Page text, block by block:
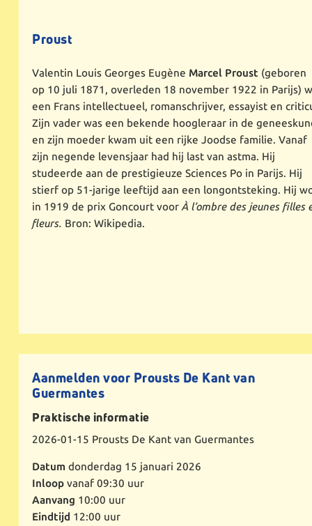
Proust
Valentin Louis Georges Eugène Marcel Proust (geboren
op 10 juli 1871, overleden 18 november 1922 in Parijs)
een Frans intellectueel, romanschrijver, essayist en
Zijn vader was een bekende hoogleraar in de
en zijn moeder kwam uit een rijke Joodse familie. Vanaf
zijn negende levensjaar had hij last van astma. Hij
studeerde aan de prestigieuze Sciences Po in Parijs. Hij
stierf op 51-jarige leeftijd aan een longontsteking. Hij
in 1919 de prix Goncourt voorÀ l’ombre des jeunes filles
fleurs. Bron: Wikipedia.
Aanmelden voor Prousts De Kant van
Guermantes
Praktische informatie
2026-01-15 Prousts De Kant van Guermantes
Datum donderdag 15 januari 2026
Inloop vanaf 09:30 uur
Aanvang 10:00 uur
Eindtijd 12:00 uur